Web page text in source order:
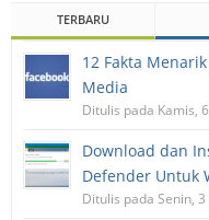
TERBARU
12 Fakta
Media
Ditulis pada Kamis,
Download dan
Defender Untuk
Ditulis pada Senin,